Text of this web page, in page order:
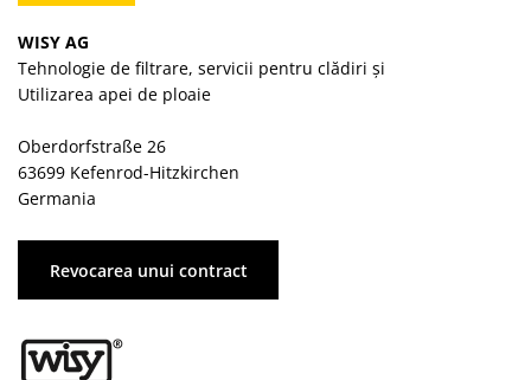
WISY AG
Tehnologie de filtrare, servicii pentru clădiri și
Utilizarea apei de ploaie
Oberdorfstraße 26
63699 Kefenrod-Hitzkirchen
Germania
Revocarea unui contract